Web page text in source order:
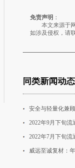
免责声明 ：
本文来源于网
如涉及侵权，请
同类新闻动态
安全与轻量化兼
2022年9月下旬
2022年7月下旬
威远至诚复材：